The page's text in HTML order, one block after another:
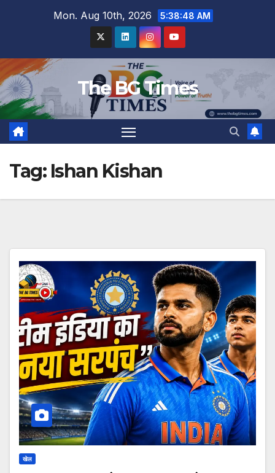
Mon. Aug 10th, 2026 5:38:49 AM
The BG Times
Tag: Ishan Kishan
खेल